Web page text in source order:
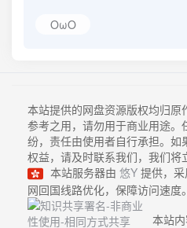
OωO
本站提供的网盘资源版权均归
参考之用，请勿用于商业用途。
纷，责任由使用者自行承担。
权益，请及时联系我们，我们将
本站服务器由 悠Y 提供，
网回国线路优化，保障访问速度。
本站